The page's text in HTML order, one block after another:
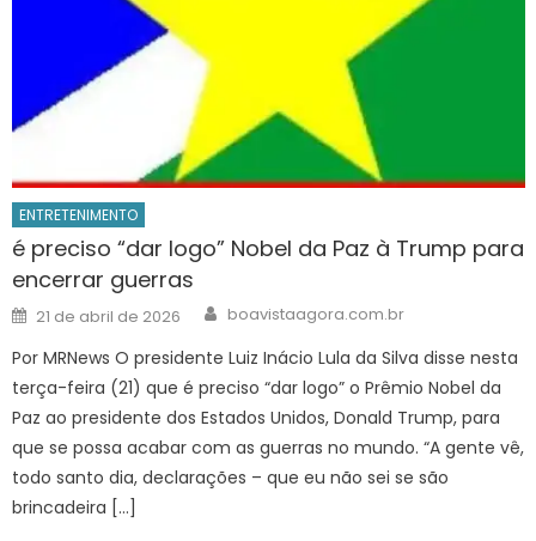
ENTRETENIMENTO
é preciso “dar logo” Nobel da Paz à Trump para
encerrar guerras
Posted
on
21 de abril de 2026 Author
boavistaagora.com.br
Por MRNews O presidente Luiz Inácio Lula da Silva disse nesta
terça-feira (21) que é preciso “dar logo” o Prêmio Nobel da
Paz ao presidente dos Estados Unidos, Donald Trump, para
que se possa acabar com as guerras no mundo. “A gente vê,
todo santo dia, declarações – que eu não sei se são
brincadeira […]